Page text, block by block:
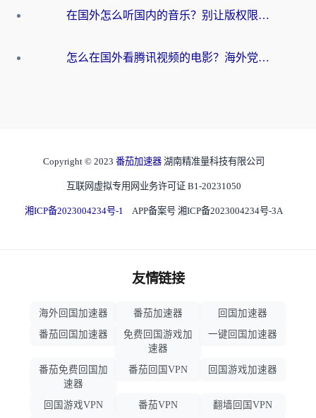
在国外怎么听国内的音乐？别让版权限制断了你的华语歌单
怎么在国外看腾讯视频的电影？海外党亲测有效的回国加速指南
Copyright © 2023 番茄加速器 湖南精准量科技有限公司
互联网虚拟专用网业务许可证 B1-20231050
湘ICP备2023004234号-1 APP备案号 湘ICP备2023004234号-3A
友情链接
海外回国加速器 番茄加速器
回国加速器
番茄回国加速器
免费回国游戏加
速器
一键回国加速器
番茄免费回国加
速器
番茄回国VPN 回国游戏加速器
回国游戏VPN 番茄VPN 翻墙回国VPN